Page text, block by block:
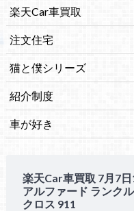
楽天Car車買取
注文住宅
猫と僕シリーズ
紹介制度
車が好き
楽天Car車買取 7月7
アルファード ランク
クロス 911